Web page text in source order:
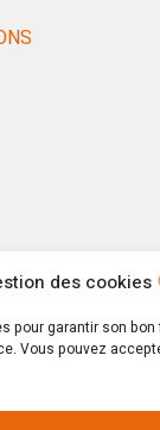
des cookies
pour garantir son
Vous pouvez